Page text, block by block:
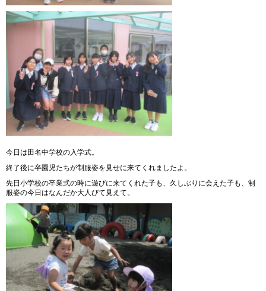
今日は田名中学校の入学式。
終了後に卒園児たちが制服姿を見せに来てくれましたよ。
先日小学校の卒業式の時に遊びに来てくれた子も、久しぶりに会えた子も、制
服姿の今日はなんだか大人びて見えて。